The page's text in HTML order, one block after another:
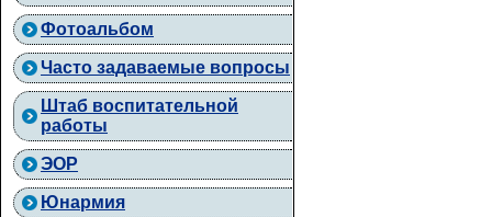
Фотоальбом
Часто задаваемые вопросы
Штаб воспитательной
работы
ЭОР
Юнармия